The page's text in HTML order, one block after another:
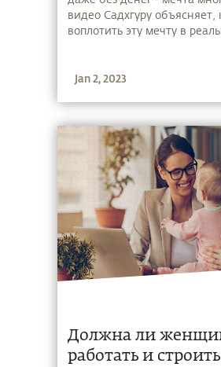
видео Садхгуру объясняет,
воплотить эту мечту в
Jan 2, 2023
Должна ли
работать и строить